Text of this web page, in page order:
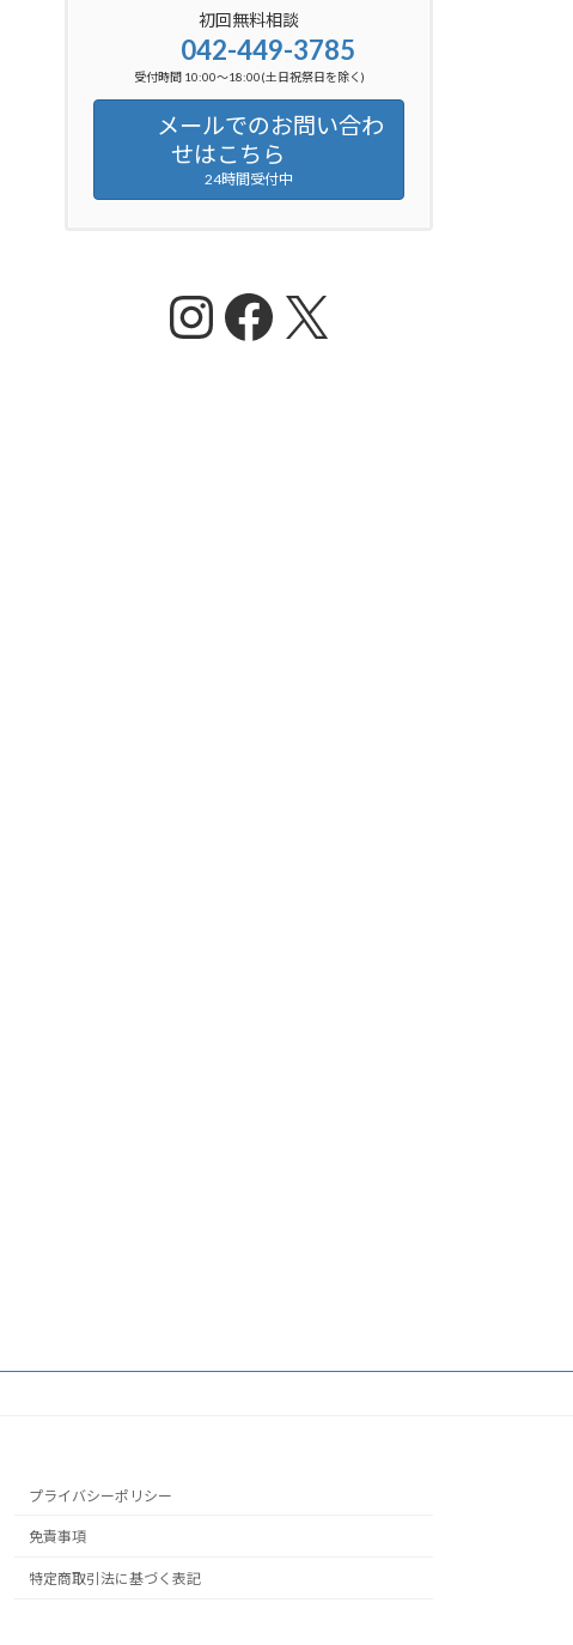
初回無料相談
042-449-3785
受付時間 10:00～18:00(土日祝祭日を除く)
メールでのお問い合わ
せはこちら
24時間受付中
Instagram
Facebook
X
プライバシーポリシー
免責事項
特定商取引法に基づく表記